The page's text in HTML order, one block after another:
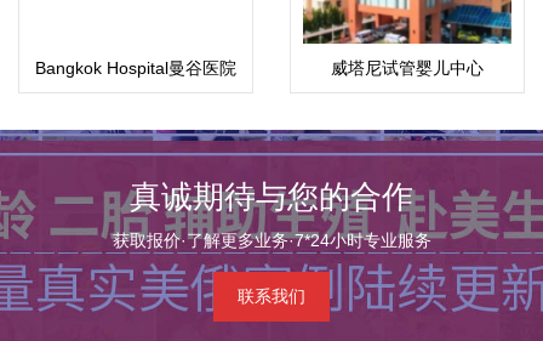
Bangkok Hospital曼谷医院
威塔尼试管婴儿中心
(Vejthani)
真诚期待与您的合作
获取报价·了解更多业务·7*24小时专业服务
联系我们